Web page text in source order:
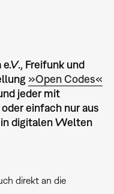
Freifunk und
»Open Codes«
jeder mit
einfach nur aus
in digitalen Welten
direkt an die